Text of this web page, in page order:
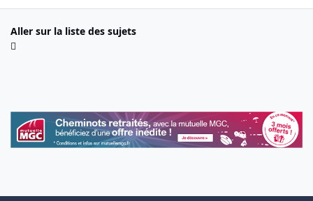
Aller sur la liste des sujets